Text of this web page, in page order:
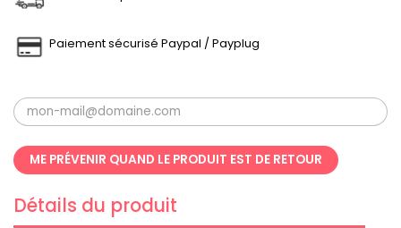
Paiement sécurisé Paypal / Payplug
ME PRÉVENIR QUAND LE PRODUIT EST DE RETOUR
Détails du produit